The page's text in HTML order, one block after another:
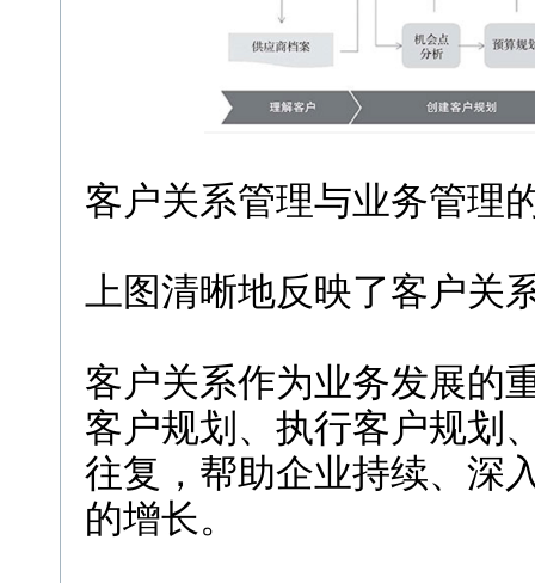
客户关系管理与业务管理
上图清晰地反映了客户关
客户关系作为业务发展的
客户规划、执行客户规划
往复，帮助企业持续、深
的增长。